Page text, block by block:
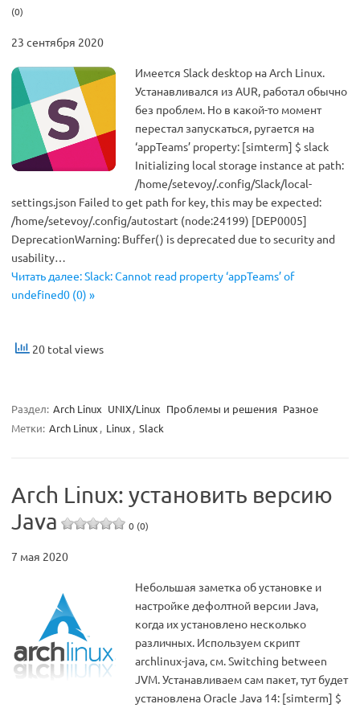
(0)
23 сентября 2020
Имеется Slack desktop на Arch Linux.
Устанавливался из AUR, работал обычно
без проблем. Но в какой-то момент
перестал запускаться, ругается на
‘appTeams’ property: [simterm] $ slack
Initializing local storage instance at path:
/home/setevoy/.config/Slack/local-
settings.json Failed to get path for key, this may be expected:
/home/setevoy/.config/autostart (node:24199) [DEP0005]
DeprecationWarning: Buffer() is deprecated due to security and
usability…
Читать далее: Slack: Cannot read property ‘appTeams’ of
undefined0 (0) »
20 total views
Раздел: Arch Linux UNIX/Linux Проблемы и решения Разное
Метки: Arch Linux , Linux , Slack
Arch Linux: установить версию
Java
0 (0)
7 мая 2020
Небольшая заметка об установке и
настройке дефолтной версии Java,
когда их установлено несколько
различных. Используем скрипт
archlinux-java, см. Switching between
JVM. Устанавливаем сам пакет, тут будет
установлена Oracle Java 14: [simterm] $